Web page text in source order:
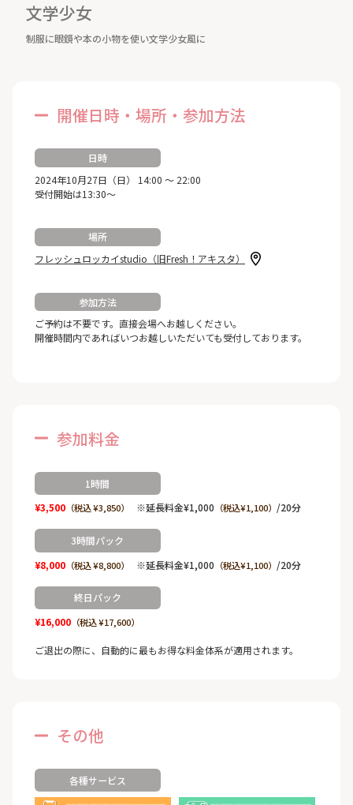
文学少女
制服に眼鏡や本の小物を使い文学少女風に
開催日時・場所・参加方法
日時
2024年10月27日（日） 14:00 ～ 22:00
受付開始は13:30～
場所
フレッシュロッカイstudio（旧Fresh！アキスタ）
参加方法
ご予約は不要です。直接会場へお越しください。
開催時間内であればいつお越しいただいても受付しております。
参加料金
1時間
¥3,500（税込 ¥3,850） ※延長料金¥1,000 （税込¥1,100） /20分
3時間パック
¥8,000（税込 ¥8,800） ※延長料金¥1,000 （税込¥1,100） /20分
終日パック
¥16,000（税込 ¥17,600）
ご退出の際に、自動的に最もお得な料金体系が適用されます。
その他
各種サービス